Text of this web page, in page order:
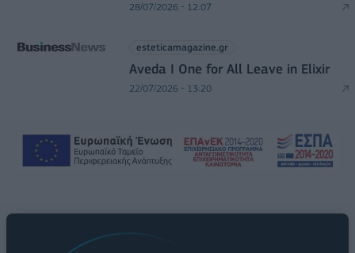
28/07/2026 - 12:07
esteticamagazine.gr
Aveda I One for All Leave in Elixir
22/07/2026 - 13:20